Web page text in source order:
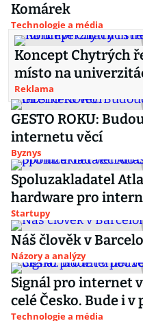
Komárek
Technologie a média
Koncept Chytrých
místo na
Reklama
GESTO ROKU:
internetu věcí
Byznys
Spoluzakladatel
hardware pro
Startupy
Náš člověk v
Názory a analýzy
Signál pro internet
celé Česko. Bude i v
Technologie a média